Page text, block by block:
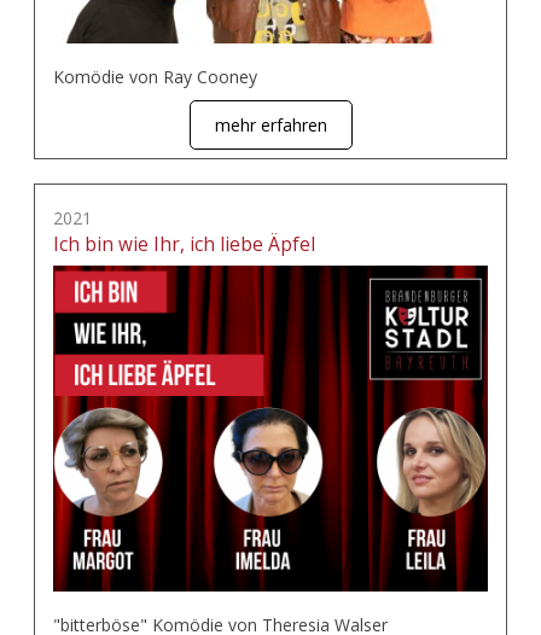
Komödie von Ray Cooney
mehr erfahren
2021
Ich bin wie Ihr, ich liebe Äpfel
"bitterböse" Komödie von Theresia Walser